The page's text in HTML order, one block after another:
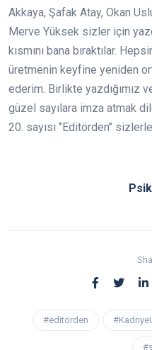
Akkaya, Şafak Atay, Okan
Merve Yüksek sizler için
kısmını bana bıraktılar.
üretmenin keyfine yeniden
ederim. Birlikte yazdığımız
güzel sayılara imza atmak
20. sayısı ‘’Editörden’’
#editörden